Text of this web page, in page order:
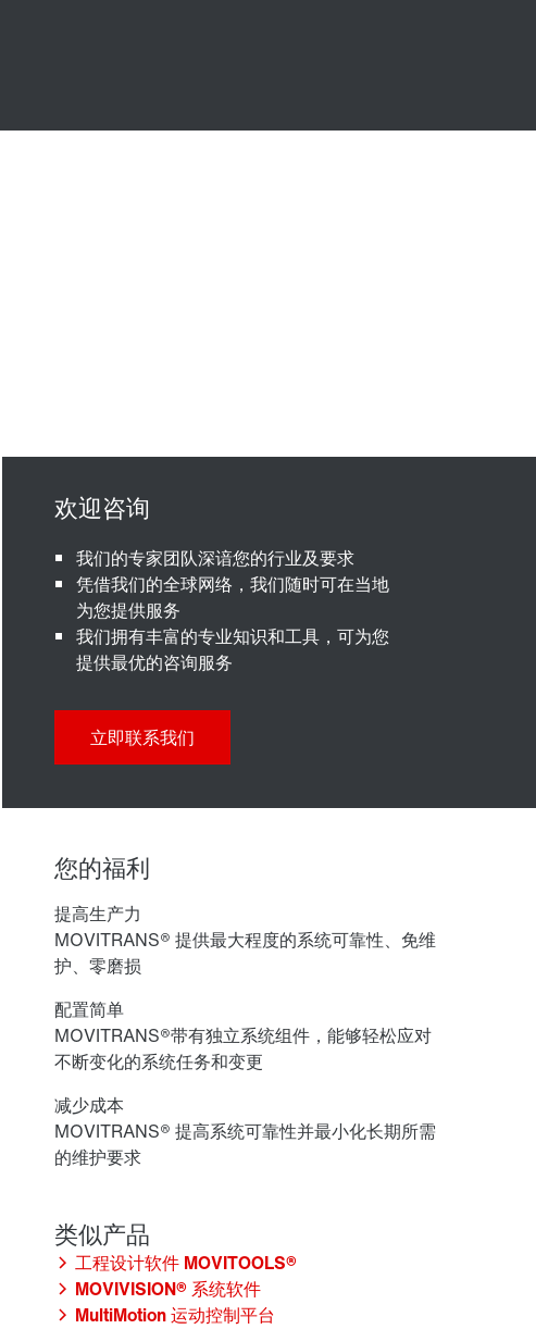
我们的专家团队深谙您的行业及要求
凭借我们的全球网络，我们随时可在当地
为您提供服务
我们拥有丰富的专业知识和工具，可为您
提供最优的咨询服务
立即联系我们
您的福利
提高生产力
MOVITRANS® 提供最大程度的系统可靠性、免维
护、零磨损
配置简单
MOVITRANS®带有独立系统组件，能够轻松应对
不断变化的系统任务和变更
减少成本
MOVITRANS® 提高系统可靠性并最小化长期所需
的维护要求
工程设计软件 MOVITOOLS®
MOVIVISION® 系统软件
MultiMotion 运动控制平台